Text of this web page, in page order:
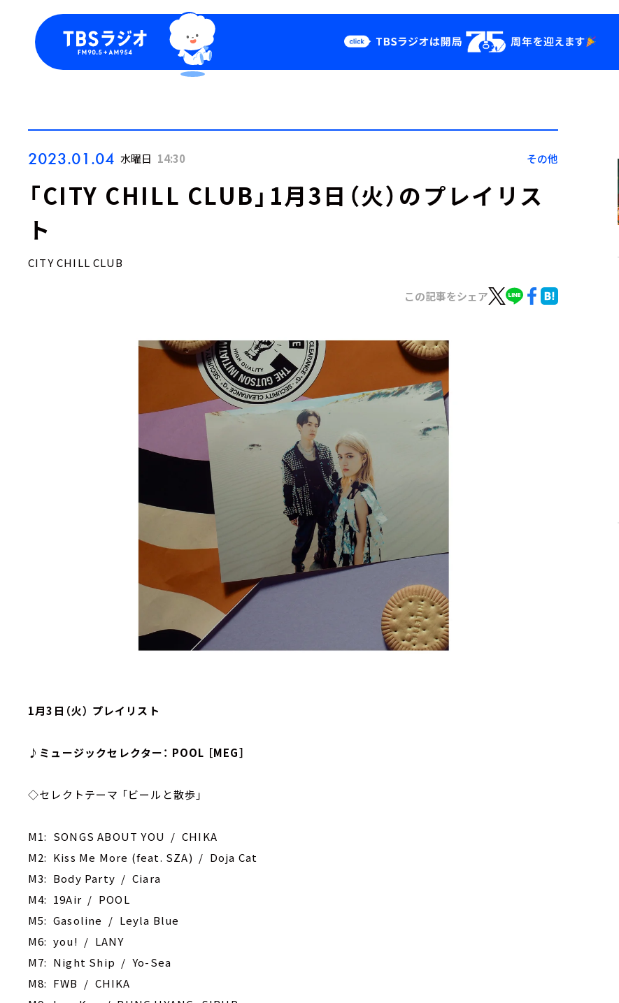
Podcast
YouTube
2023.01.04 水曜日 14:30 その他
「CITY CHILL CLUB」1月3日（火）のプレイリス
ト
CITY CHILL CLUB
この記事をシェア
1月3日（火） プレイリスト
♪ミュージックセレクター： POOL ［MEG］
◇セレクトテーマ 「ビールと散歩」
M1: SONGS ABOUT YOU / CHIKA
M2: Kiss Me More (feat. SZA) / Doja Cat
M3: Body Party / Ciara
M4: 19Air / POOL
M5: Gasoline / Leyla Blue
M6: you! / LANY
M7: Night Ship / Yo-Sea
M8: FWB / CHIKA